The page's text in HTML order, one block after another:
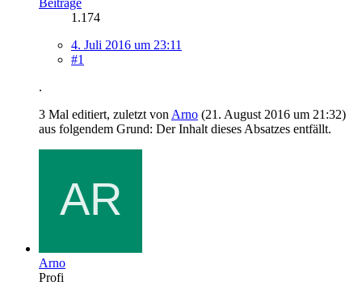
1.174
4. Juli 2016 um 23:11
#1
.
3 Mal editiert, zuletzt von Arno (21. August 2016 um 21:32)
aus folgendem Grund: Der Inhalt dieses Absatzes entfällt.
Arno
Profi